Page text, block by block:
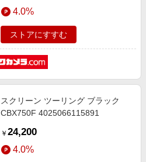
4.0%
ストアにすすむ
スクリーン ツーリング ブラック
CBX750F 4025066115891
￥ 24,200
4.0%